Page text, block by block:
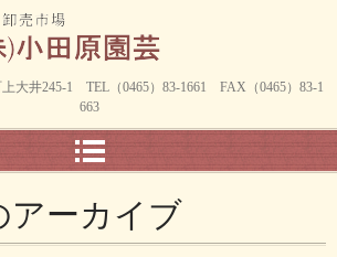
大井245-1 TEL（0465）83-1661 FAX（0465）83-1
663
アーカイブ